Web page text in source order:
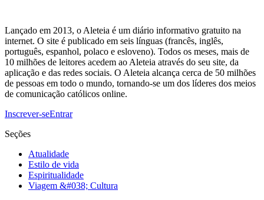
Lançado em 2013, o Aleteia é um diário informativo gratuito na
internet. O site é publicado em seis línguas (francês, inglês,
português, espanhol, polaco e esloveno). Todos os meses, mais de
10 milhões de leitores acedem ao Aleteia através do seu site, da
aplicação e das redes sociais. O Aleteia alcança cerca de 50 milhões
de pessoas em todo o mundo, tornando-se um dos líderes dos meios
de comunicação católicos online.
Inscrever-seEntrar
Seções
Atualidade
Estilo de vida
Espiritualidade
Viagem &#038; Cultura